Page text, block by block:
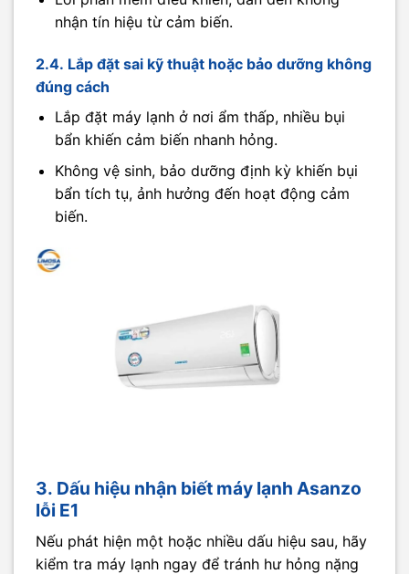
nhận tín hiệu từ cảm biến.
2.4. Lắp đặt sai kỹ thuật hoặc bảo dưỡng không
đúng cách
Lắp đặt máy lạnh ở nơi ẩm thấp, nhiều bụi
bẩn khiến cảm biến nhanh hỏng.
Không vệ sinh, bảo dưỡng định kỳ khiến bụi
bẩn tích tụ, ảnh hưởng đến hoạt động cảm
biến.
3. Dấu hiệu nhận biết máy lạnh Asanzo
lỗi E1
Nếu phát hiện một hoặc nhiều dấu hiệu sau, hãy
kiểm tra máy lạnh ngay để tránh hư hỏng nặng